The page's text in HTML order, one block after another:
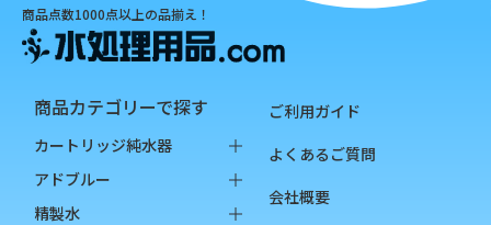
商品点数1000点以上の品揃え！
商品カテゴリーで探す
カートリッジ純水器
純水器本体
オプション品
アドブルー
バッグインボックス
精製水
ご利用ガイド
よくあるご質問
会社概要